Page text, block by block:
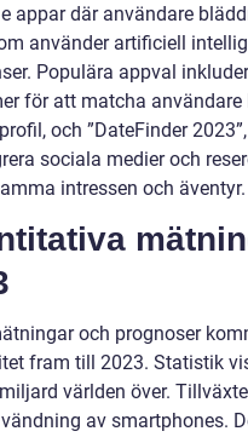
appar där användare
använder artificiell
Populära appval
för att matcha
och ”DateFinder
sociala medier och
intressen och äventyr.
och prognoser
fram till 2023. Statistik
världen över.
av smartphones.